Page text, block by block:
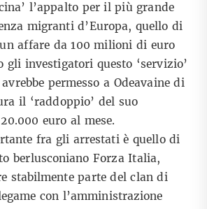
l’appalto per il più grande
migranti d’Europa, quello di
affare da 100 milioni di euro
gli investigatori questo ‘servizio’
permesso a Odeavaine di
il ‘raddoppio’ del suo
euro al mese.
fra gli arrestati è quello di
berlusconiano Forza Italia,
stabilmente parte del clan di
con l’amministrazione